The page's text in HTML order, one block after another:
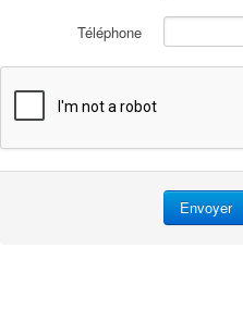
Téléphone